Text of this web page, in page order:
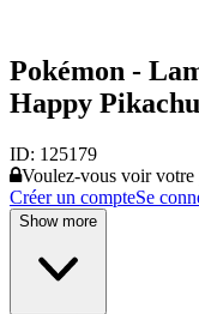
Pokémon -
Happy Pikachu
ID: 125179
Voulez-vous voir votre
Créer un compteSe
Show more